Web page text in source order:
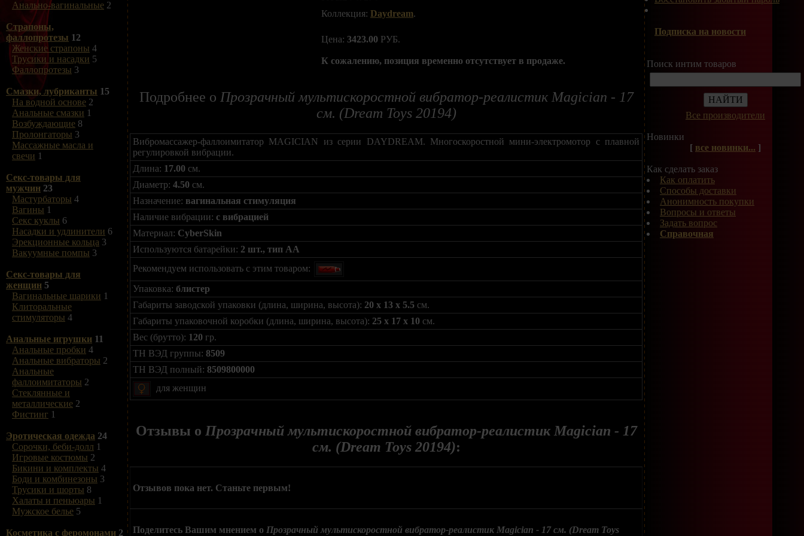
Анально-вагинальные 2
Страпоны,
фаллопротезы 12
Женские страпоны 4
Трусики и насадки 5
Фаллопротезы 3
Смазки, лубриканты 15
На водной основе 2
Анальные смазки 1
Возбуждающие 8
Пролонгаторы 3
Массажные масла и
свечи 1
Секс-товары для
мужчин 23
Мастурбаторы 4
Вагины 1
Секс куклы 6
Насадки и удлинители 6
Эрекционные кольца 3
Вакуумные помпы 3
Секс-товары для
женщин 5
Вагинальные шарики 1
Клиторальные
стимуляторы 4
Анальные игрушки 11
Анальные пробки 4
Анальные вибраторы 2
Анальные
фаллоимитаторы 2
Стеклянные и
металлические 2
Фистинг 1
Эротическая одежда 24
Сорочки, беби-долл 1
Игровые костюмы 2
Бикини и комплекты 4
Боди и комбинезоны 3
Трусики и шорты 8
Халаты и пеньюары 1
Мужское белье 5
Косметика с феромонами 2
Коллекция: Daydream.
Цена: 3423.00 РУБ.
К сожалению, позиция временно отсутствует в продаже.
Подробнее о Прозрачный мультискоростной вибратор-реалистик Magician - 17
см. (Dream Toys 20194)
Вибромассажер-фаллоимитатор MAGICIAN из серии DAYDREAM. Многоскоростной мини-электромотор с плавной
регулировкой вибрации.
Длина: 17.00 см.
Диаметр: 4.50 см.
Назначение: вагинальная стимуляция
Наличие вибрации: с вибрацией
Материал: CyberSkin
Используются батарейки: 2 шт., тип AA
Рекомендуем использовать с этим товаром:
Упаковка: блистер
Габариты заводской упаковки (длина, ширина, высота): 20 x 13 x 5.5 см.
Габариты упаковочной коробки (длина, ширина, высота): 25 x 17 x 10 см.
Вес (брутто): 120 гр.
ТН ВЭД группы: 8509
ТН ВЭД полный: 8509800000
для женщин
Отзывы о Прозрачный мультискоростной вибратор-реалистик Magician - 17
см. (Dream Toys 20194):
Отзывов пока нет. Станьте первым!
Поделитесь Вашим мнением о Прозрачный мультискоростной вибратор-реалистик Magician - 17 см. (Dream Toys
Подписка на новости
Поиск интим товаров
Все производители
Новинки
[ все новинки... ]
Как сделать заказ
Как оплатить
Способы доставки
Анонимность покупки
Вопросы и ответы
Задать вопрос
Справочная